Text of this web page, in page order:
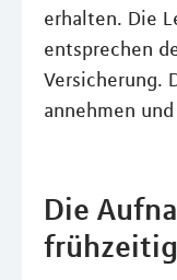
erhalten. Die
entsprechen
Versicherung.
annehmen
Die